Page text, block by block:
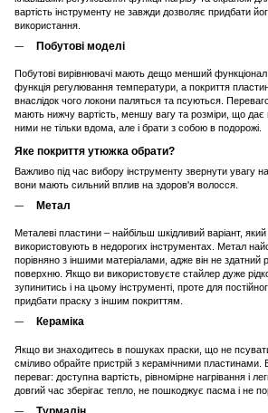
вартість інструменту не завжди дозволяє придбати
використання.
Побутові моделі
Побутові вирівнювачі мають дещо менший
функція регулювання температури, а покриття
внаслідок чого локони паляться та псуються.
мають нижчу вартість, меншу вагу та розміри, що дає
ними не тільки вдома, але і брати з собою в подорожі.
Яке покриття утюжка обрати?
Важливо під час вибору інструменту звернути увагу
вони мають сильний вплив на здоров'я волосся.
Метал
Металеві пластини – найбільш шкідливий варіант,
використовують в недорогих інструментах. Метал
порівняно з іншими матеріалами, адже він не здатний
поверхню. Якщо ви використовуєте стайлер дуже
зупинитись і на цьому інструменті, проте для
придбати праску з іншим покриттям.
Кераміка
Якщо ви знаходитесь в пошуках праски, що не
сміливо обрайте пристрій з керамічними
переваг: доступна вартість, рівномірне нагрівання і
довгий час зберігає тепло, не пошкоджує пасма і не